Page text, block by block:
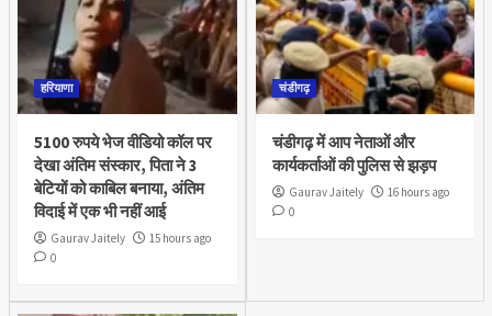
हरियाणा
5100 रुपये भेज वीडियो कॉल पर
देखा अंतिम संस्कार, पिता ने 3
बेटियों को काबिल बनाया, अंतिम
विदाई में एक भी नहीं आई
Gaurav Jaitely
15 hours ago
0
चंडीगढ़
चंडीगढ़ में आप नेताओं और
कार्यकर्ताओं की पुलिस से झड़प
Gaurav Jaitely
16 hours ago
0